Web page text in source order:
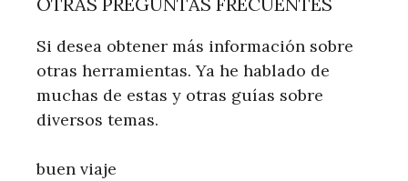
Si desea obtener más información sobre
otras herramientas. Ya he hablado de
muchas de estas y otras guías sobre
diversos temas.
buen viaje